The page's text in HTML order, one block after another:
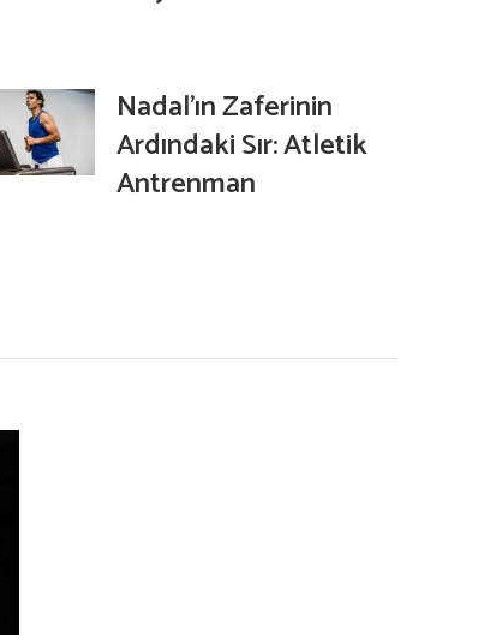
Nadal’ın Zaferinin
Ardındaki Sır: Atletik
Antrenman